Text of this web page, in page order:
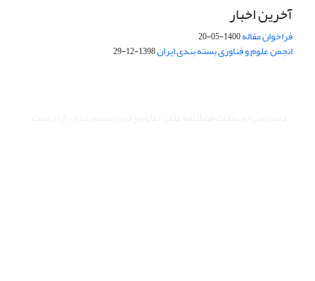
آخرین اخبار
فراخوان مقاله1400-05-20
انجمن علوم و فناوری بسته بندی ایران1398-12-29